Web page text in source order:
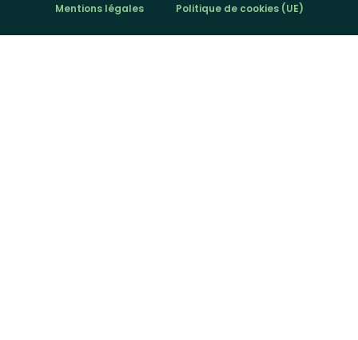
Mentions légales Politique de cookies (UE)